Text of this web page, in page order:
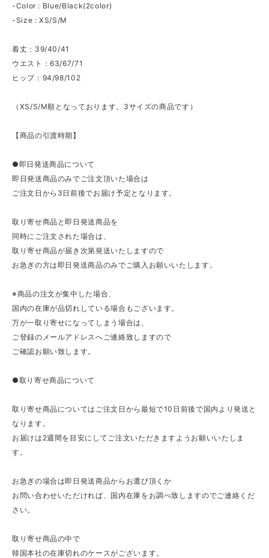
-Color : Blue/Black(2color)
-Size : XS/S/M
着丈：39/40/41
ウエスト：63/67/71
ヒップ：94/98/102
（XS/S/M順となっております。3サイズの商品です）
【商品の引渡時期】
●即日発送商品について
即日発送商品のみでご注文頂いた場合は
ご注文日から3日前後でお届け予定となります。
取り寄せ商品と即日発送商品を
同時にご注文された場合は、
取り寄せ商品が届き次第発送いたしますので
お急ぎの方は即日発送商品のみでご購入お願いいたします。
※商品の注文が集中した場合、
国内の在庫が品切れしている場合もございます。
万が一取り寄せになってしまう場合は、
ご登録のメールアドレスへご連絡致しますので
ご確認お願い致します。
●取り寄せ商品について
取り寄せ商品についてはご注文日から最短で10日前後で国内より発送と
なります。
お届けは2週間を目安にしてご注文いただきますようお願いいたしま
す。
お急ぎの場合は即日発送商品からお選び頂くか
お問い合わせいただければ、国内在庫をお調べ致しますのでご連絡くだ
さい。
取り寄せ商品の中で
韓国本社の在庫切れのケースがございます。